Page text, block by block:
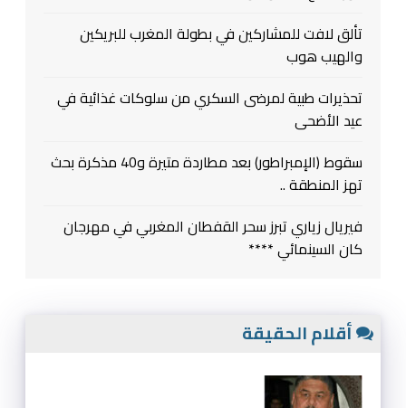
تألق لافت للمشاركين في بطولة المغرب للبريكين
والهيب هوب
تحذيرات طبية لمرضى السكري من سلوكات غذائية في
عيد الأضحى
سقوط (الإمبراطور) بعد مطاردة متيرة و40 مذكرة بحث
تهز المنطقة ..
فيريال زياري تبرز سحر القفطان المغربي في مهرجان
كان السينمائي ****
أقلام الحقيقة